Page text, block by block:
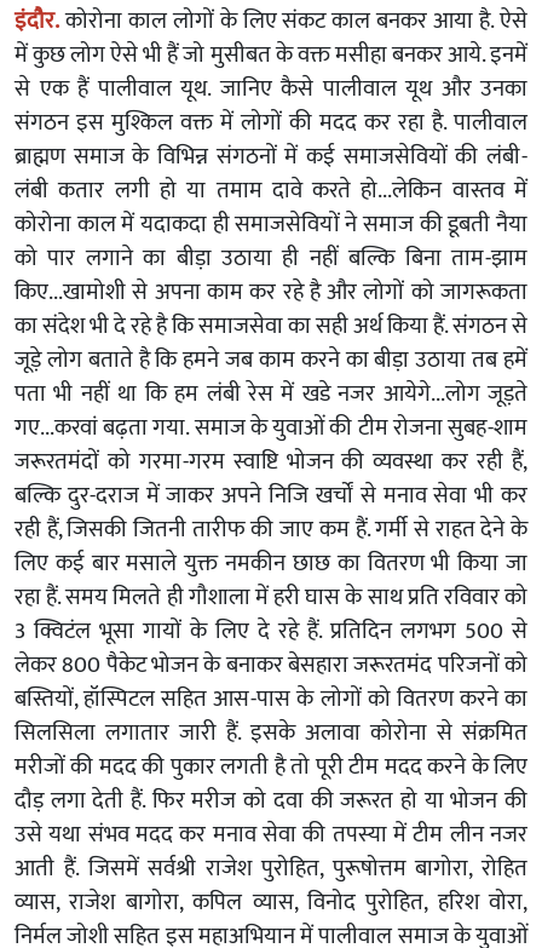
इंदौर.कोरोना काल लोगों के लिए संकट काल बनकर आया है. ऐसे
में कुछ लोग ऐसे भी हैं जो मुसीबत के वक्त मसीहा बनकर आये. इनमें
से एक हैं पालीवाल यूथ. जानिए कैसे पालीवाल यूथ और उनका
संगठन इस मुश्किल वक्त में लोगों की मदद कर रहा है. पालीवाल
ब्राह्मण समाज के विभिन्न संगठनों में कई समाजसेवियों की लंबी-
लंबी कतार लगी हो या तमाम दावे करते हो...लेकिन वास्तव में
कोरोना काल में यदाकदा ही समाजसेवियों ने समाज की डूबती नैया
को पार लगाने का बीड़ा उठाया ही नहीं बल्कि बिना ताम-झाम
किए...खामोशी से अपना काम कर रहे है और लोगों को जागरूकता
का संदेश भी दे रहे है कि समाजसेवा का सही अर्थ किया हैं. संगठन से
जूड़े लोग बताते है कि हमने जब काम करने का बीड़ा उठाया तब हमें
पता भी नहीं था कि हम लंबी रेस में खडे नजर आयेगे...लोग जूड़ते
गए...करवां बढ़ता गया. समाज के युवाओं की टीम रोजना सुबह-शाम
जरूरतमंदों को गरमा-गरम स्वाष्टि भोजन की व्यवस्था कर रही हैं,
बल्कि दुर-दराज में जाकर अपने निजि खर्चों से मनाव सेवा भी कर
रही हैं, जिसकी जितनी तारीफ की जाए कम हैं. गर्मी से राहत देने के
लिए कई बार मसाले युक्त नमकीन छाछ का वितरण भी किया जा
रहा हैं. समय मिलते ही गौशाला में हरी घास के साथ प्रति रविवार को
3 क्विटंल भूसा गायों के लिए दे रहे हैं. प्रतिदिन लगभग 500 से
लेकर 800 पैकेट भोजन के बनाकर बेसहारा जरूरतमंद परिजनों को
बस्तियों, हॉस्पिटल सहित आस-पास के लोगों को वितरण करने का
सिलसिला लगातार जारी हैं. इसके अलावा कोरोना से संक्रमित
मरीजों की मदद की पुकार लगती है तो पूरी टीम मदद करने के लिए
दौड़ लगा देती हैं. फिर मरीज को दवा की जरूरत हो या भोजन की
उसे यथा संभव मदद कर मनाव सेवा की तपस्या में टीम लीन नजर
आती हैं. जिसमें सर्वश्री राजेश पुरोहित, पुरूषोत्तम बागोरा, रोहित
व्यास, राजेश बागोरा, कपिल व्यास, विनोद पुरोहित, हरिश वोरा,
निर्मल जोशी सहित इस महाअभियान में पालीवाल समाज के युवाओं